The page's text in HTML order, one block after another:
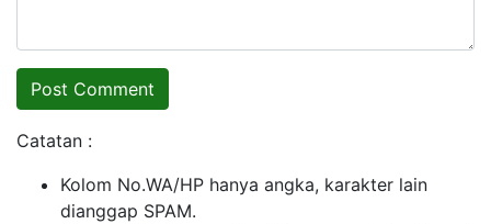
Catatan :
Kolom No.WA/HP hanya angka, karakter lain
dianggap SPAM.